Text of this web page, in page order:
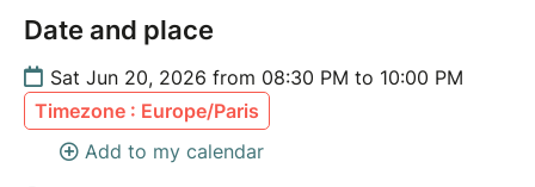
Date and place
Sat Jun 20, 2026 from 08:30 PM to 10:00 PM
Timezone : Europe/Paris
Add to my calendar